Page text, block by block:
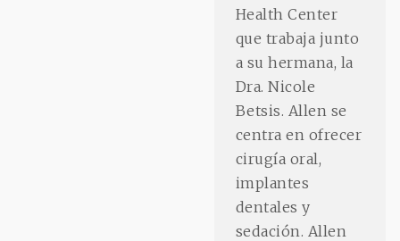
Health Center
que trabaja junto
a su hermana, la
Dra. Nicole
Betsis. Allen se
centra en ofrecer
cirugía oral,
implantes
dentales y
sedación. Allen